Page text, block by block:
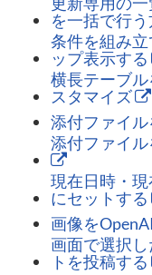
を一括で行
条件を組み
ップ表示する
横長テーブ
スタマイズ
添付ファイ
添付ファイ
現在日時・
にセットする
画像を
画面で選択
トを投稿する